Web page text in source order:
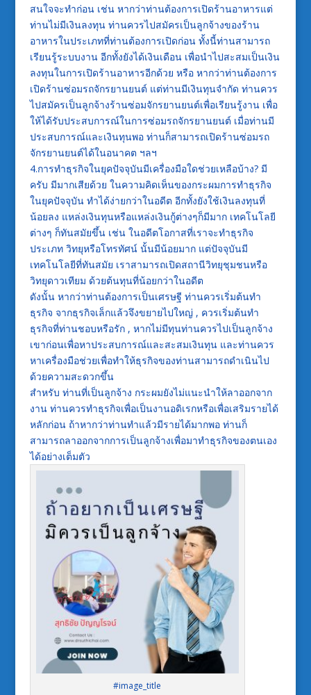
สนใจจะทำก่อน เช่น หากว่าท่านต้องการเปิดร้านอาหารแต่
ท่านไม่มีเงินลงทุน ท่านควรไปสมัครเป็นลูกจ้างของร้าน
อาหารในประเภทที่ท่านต้องการเปิดก่อน ทั้งนี้ท่านสามารถ
เรียนรู้ระบบงาน อีกทั้งยังได้เงินเดือน เพื่อนำไปสะสมเป็นเงิน
ลงทุนในการเปิดร้านอาหารอีกด้วย หรือ หากว่าท่านต้องการ
เปิดร้านซ่อมรถจักรยานยนต์ แต่ท่านมีเงินทุนจำกัด ท่านควร
ไปสมัครเป็นลูกจ้างร้านซ่อมจักรยานยนต์เพื่อเรียนรู้งาน เพื่อ
ให้ได้รับประสบการณ์ในการซ่อมรถจักรยานยนต์ เมื่อท่านมี
ประสบการณ์และเงินทุนพอ ท่านก็สามารถเปิดร้านซ่อมรถ
จักรยานยนต์ได้ในอนาคต ฯลฯ
4.การทำธุรกิจในยุคปัจจุบันมีเครื่องมือใดช่วยเหลือบ้าง? มี
ครับ มีมากเสียด้วย ในความคิดเห็นของกระผมการทำธุรกิจ
ในยุคปัจจุบัน ทำได้ง่ายกว่าในอดีต อีกทั้งยังใช้เงินลงทุนที่
น้อยลง แหล่งเงินทุนหรือแหล่งเงินกู้ต่างๆก็มีมาก เทคโนโลยี
ต่างๆ ก็ทันสมัยขึ้น เช่น ในอดีตโอกาสที่เราจะทำธุรกิจ
ประเภท วิทยุหรือโทรทัศน์ นั้นมีน้อยมาก แต่ปัจจุบันมี
เทคโนโลยีที่ทันสมัย เราสามารถเปิดสถานีวิทยุชุมชนหรือ
วิทยุดาวเทียม ด้วยต้นทุนที่น้อยกว่าในอดีต
ดังนั้น หากว่าท่านต้องการเป็นเศรษฐี ท่านควรเริ่มต้นทำ
ธุรกิจ จากธุรกิจเล็กแล้วจึงขยายไปใหญ่ , ควรเริ่มต้นทำ
ธุรกิจที่ท่านชอบหรือรัก , หากไม่มีทุนท่านควรไปเป็นลูกจ้าง
เขาก่อนเพื่อหาประสบการณ์และสะสมเงินทุน และท่านควร
หาเครื่องมือช่วยเพื่อทำให้ธุรกิจของท่านสามารถดำเนินไป
ด้วยความสะดวกขึ้น
สำหรับ ท่านที่เป็นลูกจ้าง กระผมยังไม่แนะนำให้ลาออกจาก
งาน ท่านควรทำธุรกิจเพื่อเป็นงานอดิเรกหรือเพื่อเสริมรายได้
หลักก่อน ถ้าหากว่าท่านทำแล้วมีรายได้มากพอ ท่านก็
สามารถลาออกจากการเป็นลูกจ้างเพื่อมาทำธุรกิจของตนเอง
ได้อย่างเต็มตัว
#image_title